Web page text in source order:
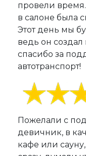
провели
в салоне была
Этот день мы
ведь он
спасибо за
автотранспорт!
Пожелали с
девичник, в
кафе или